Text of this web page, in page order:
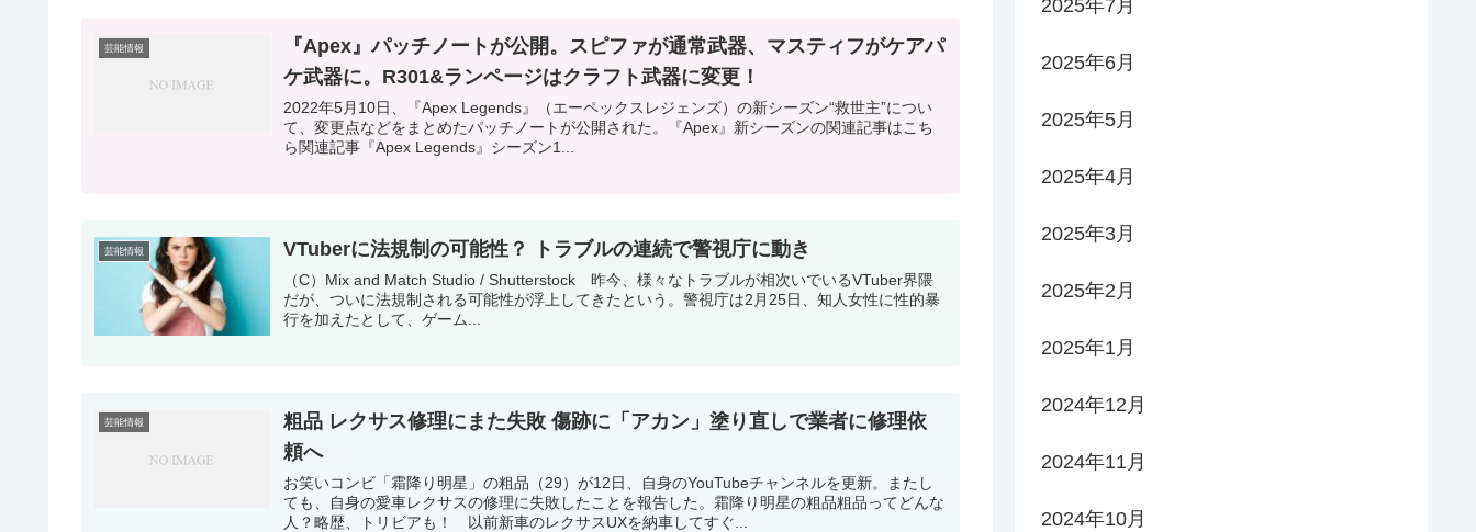
芸能情報
『Apex』パッチノートが公開。スピファが通常武器、マスティフがケアパ
ケ武器に。R301&ランページはクラフト武器に変更！
2022年5月10日、『Apex Legends』（エーペックスレジェンズ）の新シーズン“救世主”につい
て、変更点などをまとめたパッチノートが公開された。『Apex』新シーズンの関連記事はこち
ら関連記事『Apex Legends』シーズン1...
芸能情報 VTuberに法規制の可能性？ トラブルの連続で警視庁に動き
（C）Mix and Match Studio / Shutterstock 昨今、様々なトラブルが相次いでいるVTuber界隈
だが、ついに法規制される可能性が浮上してきたという。警視庁は2月25日、知人女性に性的暴
行を加えたとして、ゲーム...
芸能情報
粗品 レクサス修理にまた失敗 傷跡に「アカン」塗り直しで業者に修理依
頼へ
お笑いコンビ「霜降り明星」の粗品（29）が12日、自身のYouTubeチャンネルを更新。またし
ても、自身の愛車レクサスの修理に失敗したことを報告した。霜降り明星の粗品粗品ってどんな
人？略歴、トリビアも！ 以前新車のレクサスUXを納車してすぐ...
2025年7月
2025年6月
2025年5月
2025年4月
2025年3月
2025年2月
2025年1月
2024年12月
2024年11月
2024年10月